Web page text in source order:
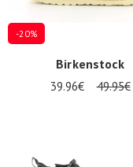
-20%
Birkenstock
39.96€ 49.95€